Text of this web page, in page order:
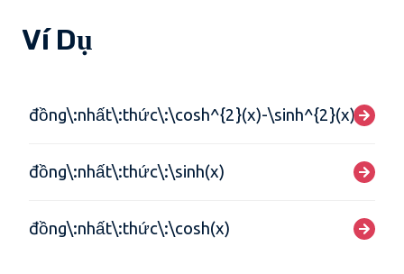
Ví Dụ
đồng\:nhất\:thức\:\cosh^{2}(x)-\sinh^{2}(x)
đồng\:nhất\:thức\:\sinh(x)
đồng\:nhất\:thức\:\cosh(x)